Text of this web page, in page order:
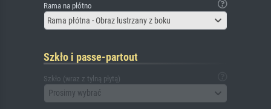
Rama na płótno
Rama płótna - Obraz lustrzany z boku
Szkło i passe-partout
Szkło (wraz z tylną płytą)
Prosimy wybrać